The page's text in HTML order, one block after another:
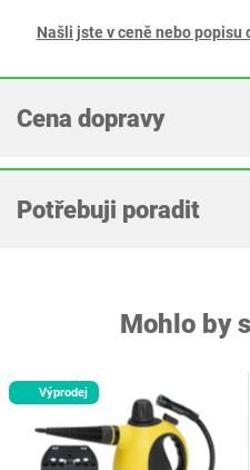
Našli jste v ceně nebo popisu
Cena dopravy
Potřebuji poradit
Mohlo by
Výprodej